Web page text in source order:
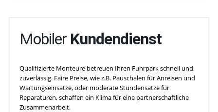
Mobiler Kundendienst
Qualifizierte Monteure betreuen Ihren Fuhrpark schnell und
zuverlässig. Faire Preise, wie z.B. Pauschalen für Anreisen und
Wartungseinsätze, oder moderate Stundensätze für
Reparaturen, schaffen ein Klima für eine partnerschaftliche
Zusammenarbeit.